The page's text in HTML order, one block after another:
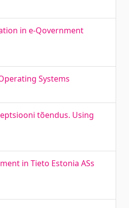
in e-Qovernment
Systems
tõendus. Using
in Tieto Estonia ASs